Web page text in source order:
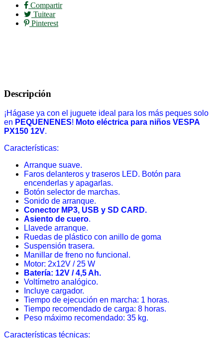
Compartir
Tuitear
Pinterest
Descripción
¡Hágase ya con el juguete ideal para los más peques solo
en PEQUENENES! Moto eléctrica para niños VESPA
PX150 12V.
Características:
Arranque suave.
Faros delanteros y traseros LED. Botón para
encenderlas y apagarlas.
Botón selector de marchas.
Sonido de arranque.
Conector MP3, USB y SD CARD.
Asiento de cuero.
Llavede arranque.
Ruedas de plástico con anillo de goma
Suspensión trasera.
Manillar de freno no funcional.
Motor: 2x12V / 25 W
Batería: 12V / 4,5 Ah.
Voltímetro analógico.
Incluye cargador.
Tiempo de ejecución en marcha: 1 horas.
Tiempo recomendado de carga: 8 horas.
Peso máximo recomendado: 35 kg.
Características técnicas: